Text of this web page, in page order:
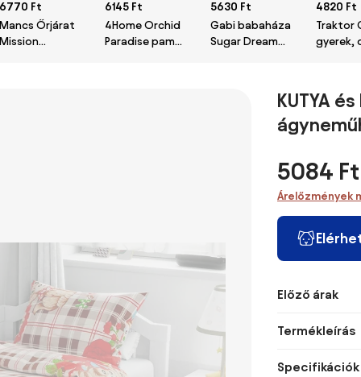
6770 Ft
Mancs Őrjárat
Mission
6145 Ft
4Home Orchid
Paradise pamut
5630 Ft
Gabi babaháza
Sugar Dream
4820 Ft
Traktor
gyerek,
KUTYA
5084 Ft
Árelőzmények
Előző árak
Termékleírás
Specifikációk